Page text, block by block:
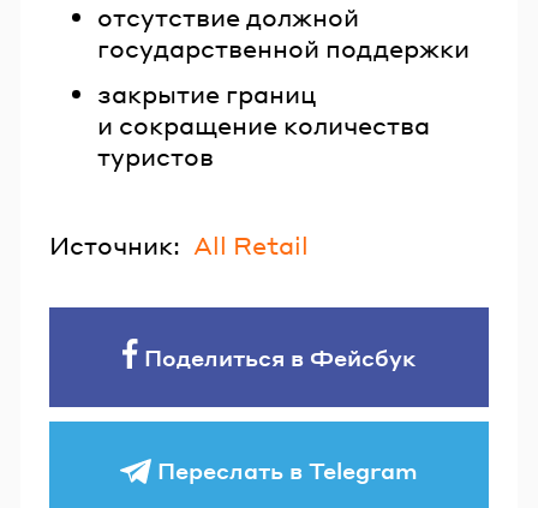
отсутствие должной
государственной поддержки
закрытие границ
и сокращение количества
туристов
Источник: All Retail
Поделиться в Фейсбук
Переслать в Telegram